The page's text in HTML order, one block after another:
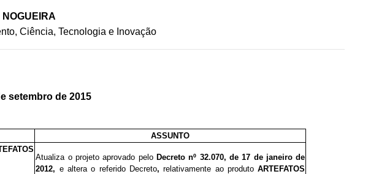
Ciência, Tecnologia e Inovação
setembro de 2015
ASSUNTO
Atualiza o projeto aprovado pelo Decreto nº 32.070, de 17 de janeiro de
2012, e altera o referido Decreto,relativamente ao produto ARTEFATOS